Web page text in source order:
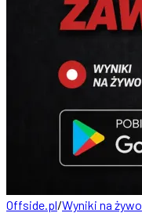
Offside.pl/Wyniki na żywo